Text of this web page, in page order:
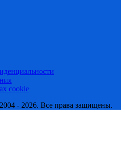
cookie
- 2026. Все права защищены.